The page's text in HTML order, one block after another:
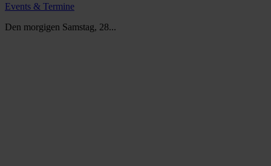
Events & Termine
Den morgigen Samstag, 28...